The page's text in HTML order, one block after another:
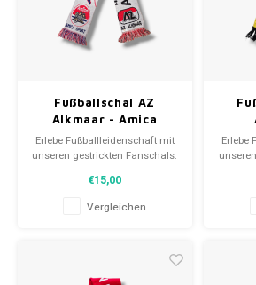
Fußballschal AZ
Alkmaar - Amica
Wronki
Erlebe Fußballleidenschaft mit
unseren gestrickten Fanschals.
Spielernamen, jedes erzählt
eine Geschichte. Wähle aus
gebrauchten und neuen Schals
Deine Quelle für einzigartige
Fanschals!
€15,00
Vergleichen
Erlebe
eine